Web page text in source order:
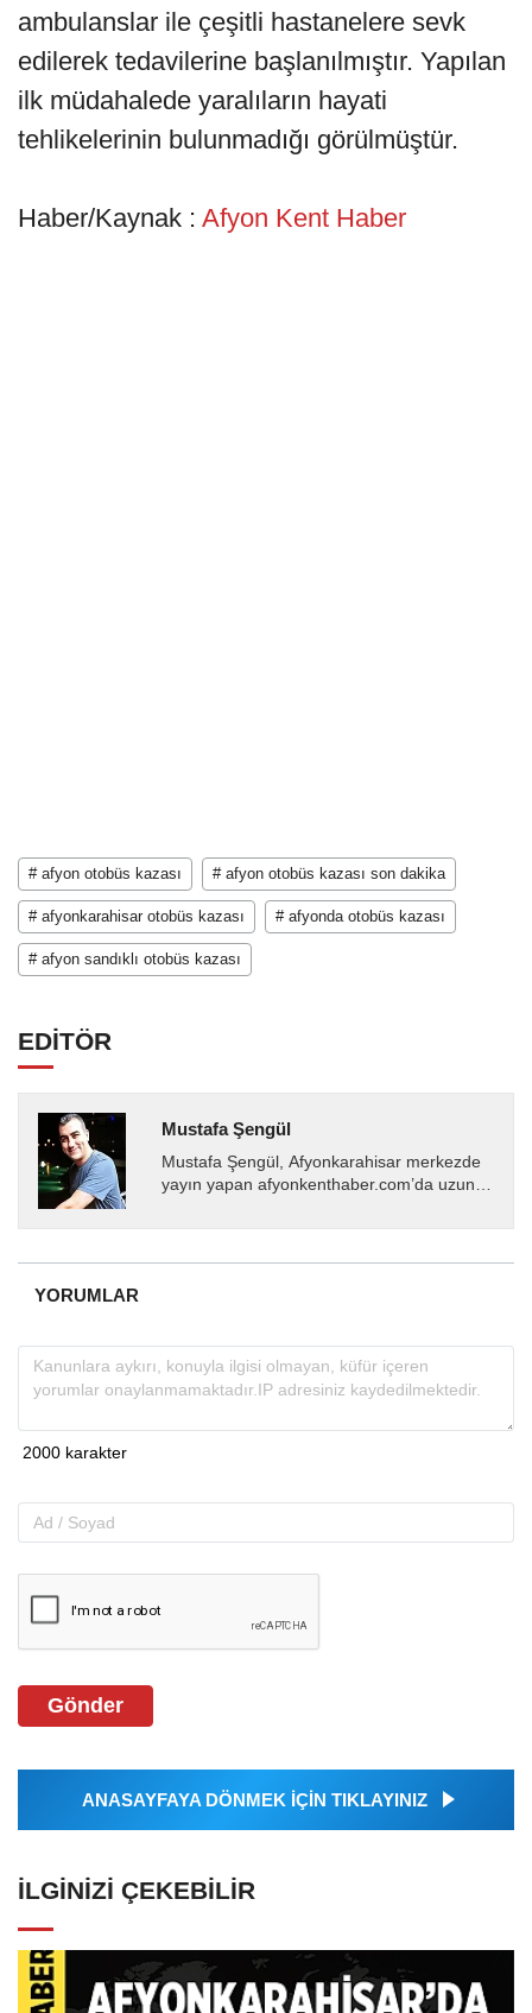
ambulanslar ile çeşitli hastanelere sevk
edilerek tedavilerine başlanılmıştır. Yapılan
ilk müdahalede yaralıların hayati
tehlikelerinin bulunmadığı görülmüştür.
Haber/Kaynak : Afyon Kent Haber
# afyon otobüs kazası # afyon otobüs kazası son dakika
# afyonkarahisar otobüs kazası # afyonda otobüs kazası
# afyon sandıklı otobüs kazası
EDİTÖR
Mustafa Şengül
Mustafa Şengül, Afyonkarahisar merkezde
yayın yapan afyonkenthaber.com’da uzun
almakta, haber akışı...
YORUMLAR
Gönder
ANASAYFAYA DÖNMEK İÇİN TIKLAYINIZ
İLGINIZI ÇEKEBILIR